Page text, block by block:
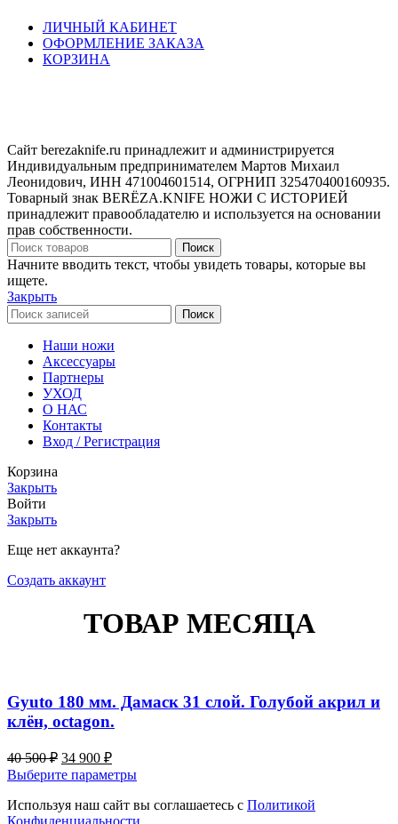
ЛИЧНЫЙ КАБИНЕТ
ОФОРМЛЕНИЕ ЗАКАЗА
КОРЗИНА
Сайт berezaknife.ru принадлежит и администрируется
Индивидуальным предпринимателем Мартов Михаил
Леонидович, ИНН 471004601514, ОГРНИП 325470400160935.
Товарный знак BERËZA.KNIFE НОЖИ С ИСТОРИЕЙ
принадлежит правообладателю и используется на основании
прав собственности.
Поиск
Начните вводить текст, чтобы увидеть товары, которые вы
ищете.
Закрыть
Поиск
Наши ножи
Аксессуары
Партнеры
УХОД
О НАС
Контакты
Вход / Регистрация
Корзина
Закрыть
Войти
Закрыть
Еще нет аккаунта?
Создать аккаунт
ТОВАР МЕСЯЦА
Gyuto 180 мм. Дамаск 31 слой. Голубой акрил и
клён, octagon.
40 500₽ Первоначальная
цена
составляла
40
34 900 ₽Текущая
цена:
34
900 ₽.
Выберите параметрыЭтот
имеет
Используя наш сайт вы соглашаетесь с Политикой